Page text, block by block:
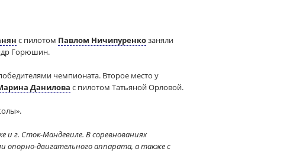
с пилотом Павлом Ничипуренкозаняли
Горюшин.
чемпионата. Второе место у
Данилова с пилотом Татьяной Орловой.
и г. Сток-Мандевиле. В соревнованиях
двигательного аппарата, а также с